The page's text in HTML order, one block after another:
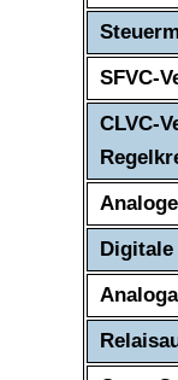
SFVC-
CLVC-
Digitale